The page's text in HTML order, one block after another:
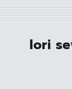
lori